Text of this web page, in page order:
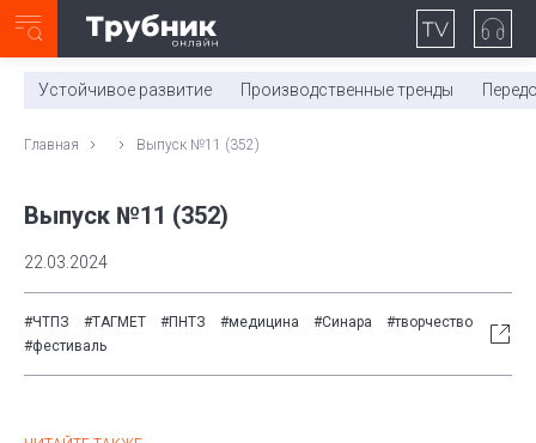
0:00/ 11:03
Устойчивое развитие Производственные тренды
Главная Выпуск №11 (352)
Выпуск №11 (352)
22.03.2024
#ЧТПЗ #ТАГМЕТ #ПНТЗ #медицина #Синара
#творчество
#фестиваль